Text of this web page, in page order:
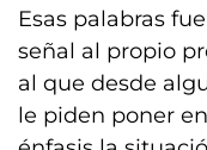
Esas palabras
señal al propio
al que desde
le piden poner